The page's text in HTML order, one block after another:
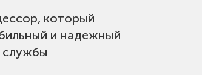
который
и надежный
службы